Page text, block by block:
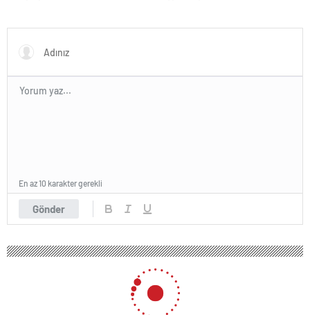
Gönder
En az 10 karakter gerekli